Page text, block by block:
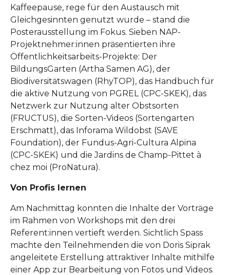
Kaffeepause, rege für den Austausch mit
Gleichgesinnten genutzt wurde – stand die
Posterausstellung im Fokus. Sieben NAP-
Projektnehmer:innen präsentierten ihre
Öffentlichkeitsarbeits-Projekte: Der
BildungsGarten (Artha Samen AG), der
Biodiversitätswagen (RhyTOP), das Handbuch für
die aktive Nutzung von PGREL (CPC-SKEK), das
Netzwerk zur Nutzung alter Obstsorten
(FRUCTUS), die Sorten-Videos (Sortengarten
Erschmatt), das Inforama Wildobst (SAVE
Foundation), der Fundus-Agri-Cultura Alpina
(CPC-SKEK) und die Jardins de Champ-Pittet à
chez moi (ProNatura).
Von Profis lernen
Am Nachmittag konnten die Inhalte der Vorträge
im Rahmen von Workshops mit den drei
Referent:innen vertieft werden. Sichtlich Spass
machte den Teilnehmenden die von Doris Siprak
angeleitete Erstellung attraktiver Inhalte mithilfe
einer App zur Bearbeitung von Fotos und Videos.